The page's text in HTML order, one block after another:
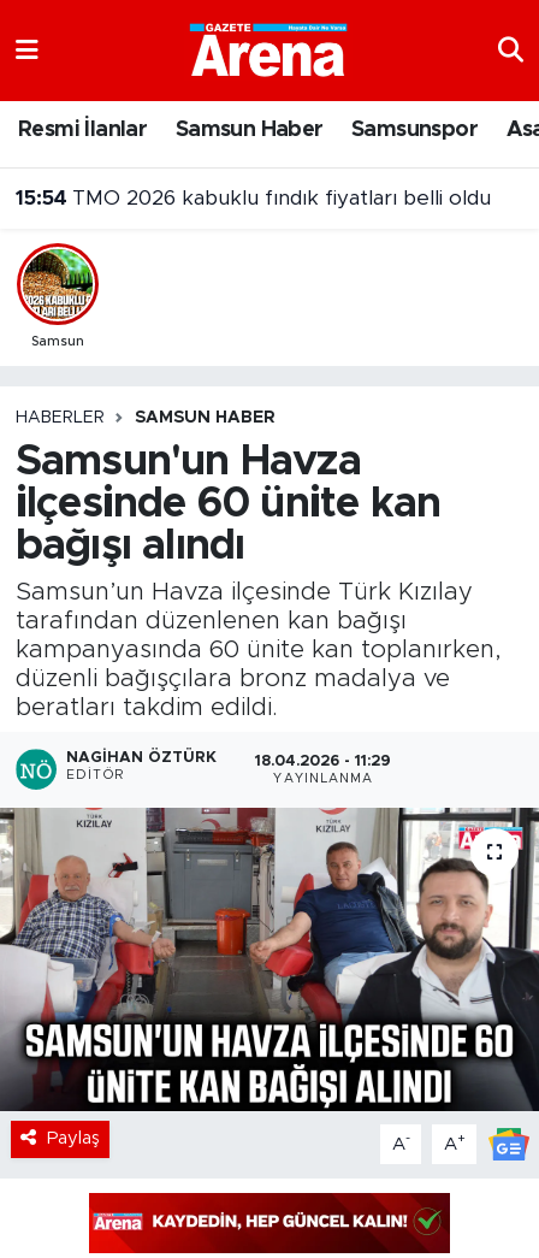
Resmi İlanlar Samsun Haber Samsunspor
15:54 TMO 2026 kabuklu fındık fiyatları belli oldu
Samsun
HABERLER SAMSUN HABER
Samsun'un Havza
ilçesinde 60 ünite kan
bağışı alındı
Samsun’un Havza ilçesinde Türk Kızılay
tarafından düzenlenen kan bağışı
kampanyasında 60 ünite kan toplanırken,
düzenli bağışçılara bronz madalya ve
beratları takdim edildi.
NAGIHAN ÖZTÜRK
EDITÖR
18.04.2026 - 11:29
YAYINLANMA
Paylaş A- A+
Trafik Durumu
Süper Lig Puan Durumu ve Fikstür
Son Dakika Haberleri
Haber Arşivi